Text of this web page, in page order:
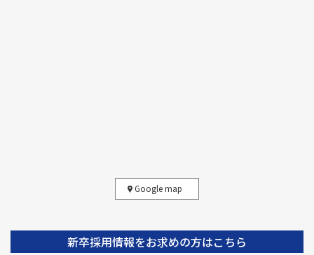
Google map
新卒採用情報をお求めの方はこちら